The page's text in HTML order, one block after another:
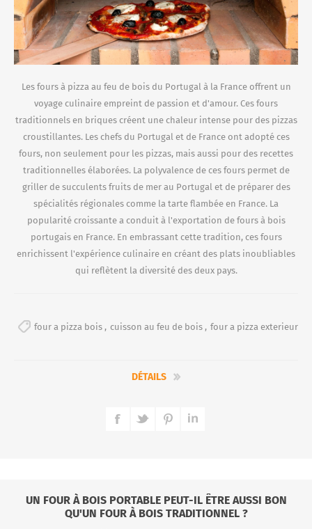
Les fours à pizza au feu de bois du Portugal à la France offrent un
voyage culinaire empreint de passion et d'amour. Ces fours
traditionnels en briques créent une chaleur intense pour des pizzas
croustillantes. Les chefs du Portugal et de France ont adopté ces
fours, non seulement pour les pizzas, mais aussi pour des recettes
traditionnelles élaborées. La polyvalence de ces fours permet de
griller de succulents fruits de mer au Portugal et de préparer des
spécialités régionales comme la tarte flambée en France. La
popularité croissante a conduit à l'exportation de fours à bois
portugais en France. En embrassant cette tradition, ces fours
enrichissent l'expérience culinaire en créant des plats inoubliables
qui reflètent la diversité des deux pays.
four a pizza bois , cuisson au feu de bois , four a pizza exterieur
DÉTAILS
UN FOUR À BOIS PORTABLE PEUT-IL ÊTRE AUSSI BON
QU'UN FOUR À BOIS TRADITIONNEL ?